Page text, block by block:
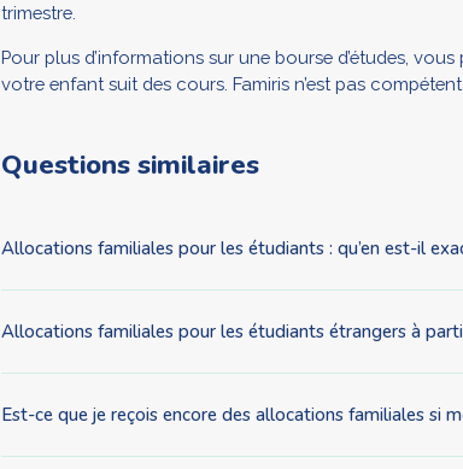
trimestre.
Pour plus d’informations sur une bourse d’études,
votre enfant suit des cours. Famiris n’est pas compétent
Questions similaires
Allocations familiales pour les étudiants : qu’en est-il
Allocations familiales pour les étudiants étrangers à
Est-ce que je reçois encore des allocations familiales si